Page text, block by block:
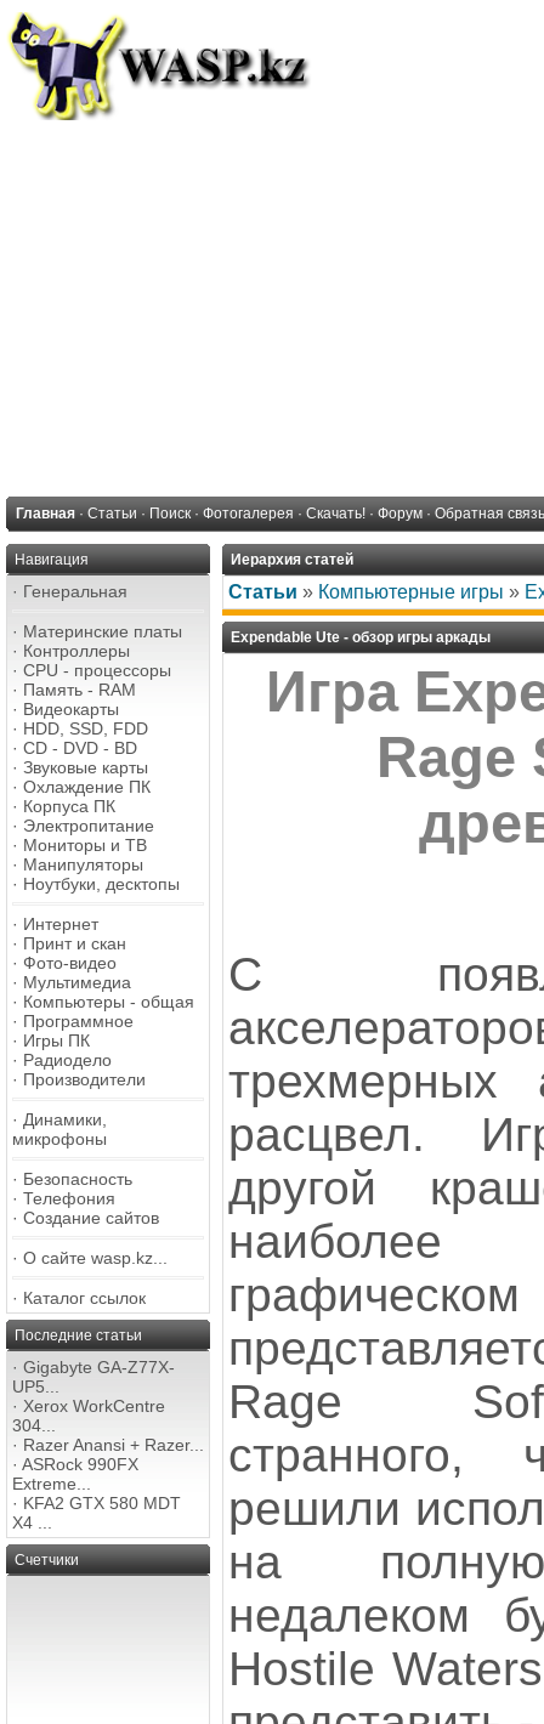
Главная · Статьи · Поиск · Фотогалерея · Скачать! · Форум · Обратная связь
Навигация
· Генеральная
· Материнские платы
· Контроллеры
· CPU - процессоры
· Память - RAM
· Видеокарты
· HDD, SSD, FDD
· CD - DVD - BD
· Звуковые карты
· Охлаждение ПК
· Корпуса ПК
· Электропитание
· Мониторы и ТВ
· Манипуляторы
· Ноутбуки, десктопы
· Интернет
· Принт и скан
· Фото-видео
· Мультимедиа
· Компьютеры - общая
· Программное
· Игры ПК
· Радиодело
· Производители
· Динамики,
микрофоны
· Безопасность
· Телефония
· Создание сайтов
· О сайте wasp.kz...
· Каталог ссылок
Последние статьи
· Gigabyte GA-Z77X-
UP5...
· Xerox WorkCentre
304...
· Razer Anansi + Razer...
· ASRock 990FX
Extreme...
· KFA2 GTX 580 MDT
X4 ...
Счетчики
Иерархия статей
Статьи » Компьютерные игры »
Expendable Ute - обзор игры аркады
Игра
Rage
С
трехмерных
расцвел.
другой
Rage
странного,
решили
на
недалеком
Hostile